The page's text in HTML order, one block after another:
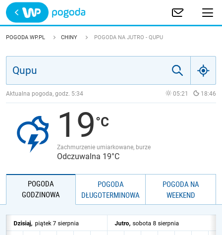
Trwa ładowanie
POLSKA
JAKOŚĆ POWIETRZA
POGODA WP.PL CHINY POGODA NA JUTRO - QUPU
Aktualna pogoda, godz. 5:34 05:21 18:46
19
Zachmurzenie umiarkowane, burze
Odczuwalna 19°C
POGODA
GODZINOWA
POGODA
DŁUGOTERMINOWA
POGODA NA
WEEKEND